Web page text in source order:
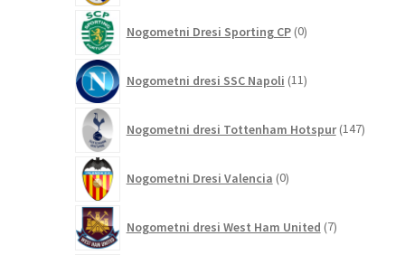
Nogometni Dresi Sporting CP 0izdelkov
Nogometni dresi SSC Napoli 11izdelkov
Nogometni dresi Tottenham Hotspur 147
Nogometni Dresi Valencia 0izdelkov
Nogometni dresi West Ham United 7izdelkov